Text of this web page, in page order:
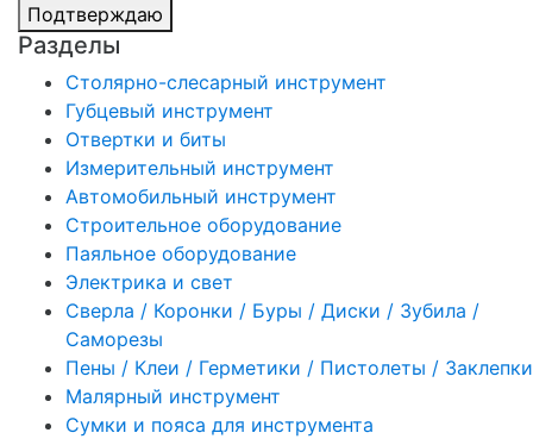
Подтверждаю
Разделы
Столярно-слесарный инструмент
Губцевый инструмент
Отвертки и биты
Измерительный инструмент
Автомобильный инструмент
Строительное оборудование
Паяльное оборудование
Электрика и свет
Сверла / Коронки / Буры / Диски / Зубила /
Саморезы
Пены / Клеи / Герметики / Пистолеты / Заклепки
Малярный инструмент
Сумки и пояса для инструмента